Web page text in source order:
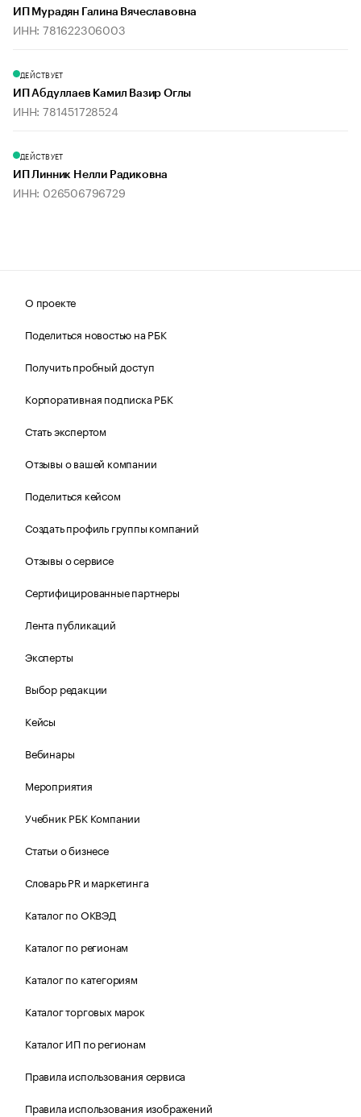
ИП Мурадян Галина Вячеславовна
ИНН: 781622306003
ДЕЙСТВУЕТ
ИП Абдуллаев Камил Вазир Оглы
ИНН: 781451728524
ДЕЙСТВУЕТ
ИП Линник Нелли Радиковна
ИНН: 026506796729
О проекте
Поделиться новостью на РБК
Получить пробный доступ
Корпоративная подписка РБК
Стать экспертом
Отзывы о вашей компании
Поделиться кейсом
Создать профиль группы компаний
Отзывы о сервисе
Сертифицированные партнеры
Лента публикаций
Эксперты
Выбор редакции
Кейсы
Вебинары
Мероприятия
Учебник РБК Компании
Статьи о бизнесе
Словарь PR и маркетинга
Каталог по ОКВЭД
Каталог по регионам
Каталог по категориям
Каталог торговых марок
Каталог ИП по регионам
Правила использования сервиса
Правила использования изображений